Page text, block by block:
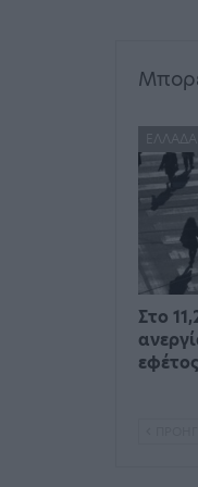
ΕΛΛΆΔΑ
Στο
εφέτος